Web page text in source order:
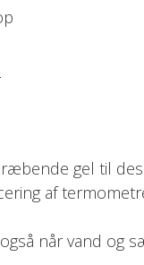
gel til
af
når vand og